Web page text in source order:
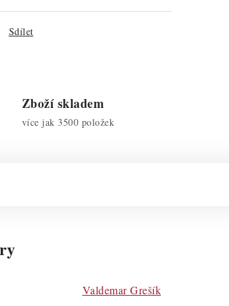
Sdílet
Zboží skladem
více jak 3500 položek
Valdemar Grešík